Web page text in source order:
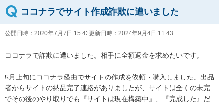
ココナラでサイト作成詐欺に遭いました
公開日時： 2020年7月7日 15:43更新日時： 2024年9月4日 11:43
ココナラで詐欺に遭いました。相手に全額返金を求めたいです。
5月上旬にココナラ経由でサイトの作成を依頼・購入しました。出品
者からサイトの納品完了連絡がありましたが、サイトは全くの未完
でその後のやり取りでも『サイトは現在構築中』、『完成した』だ